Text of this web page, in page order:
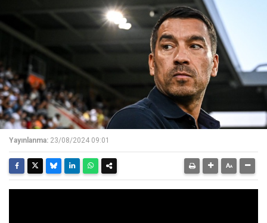
Yayınlanma: 23/08/2024 09:01